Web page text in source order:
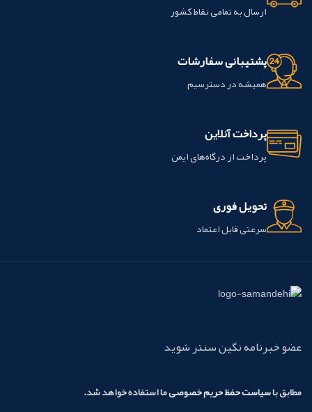
ارسال به تمامی نقاط کشور
پشتیبانی سفارشات
همیشه در دسترسیم
پرداخت آنلاین
پرداخت از درگاه‌های ایمن
تحویل فوری
سرعتی قابل اعتماد
عضو خبرنامه نگین سنتر شوید
مطابق باسیاست حفظ حریم خصوصیما استفاده خواهد شد.